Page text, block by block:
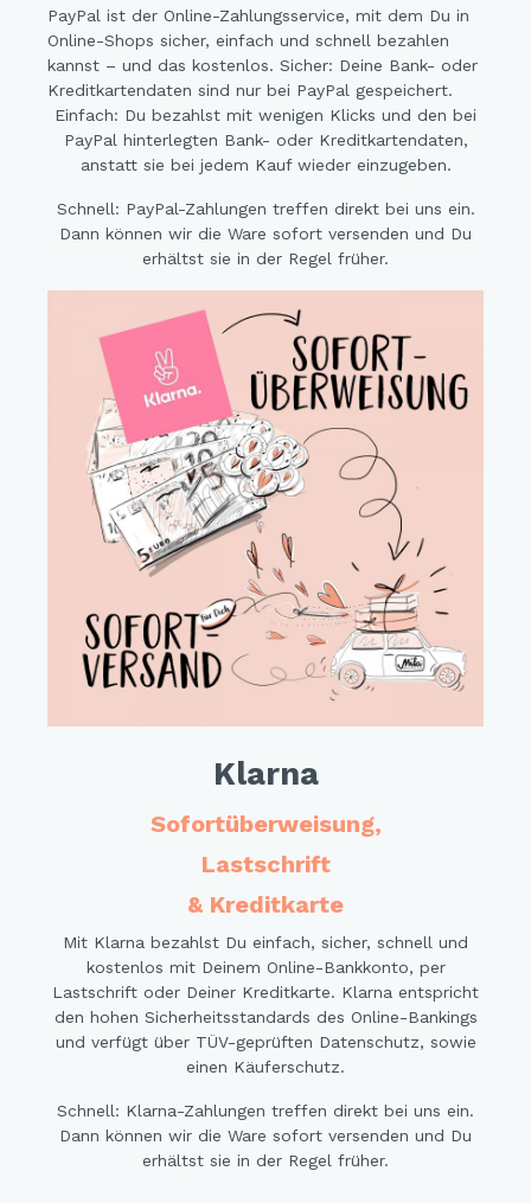
PayPal ist der Online-Zahlungsservice, mit dem Du in
Online-Shops sicher, einfach und schnell bezahlen
kannst – und das kostenlos. Sicher: Deine Bank- oder
Kreditkartendaten sind nur bei PayPal gespeichert.
Einfach: Du bezahlst mit wenigen Klicks und den bei
PayPal hinterlegten Bank- oder Kreditkartendaten,
anstatt sie bei jedem Kauf wieder einzugeben.
Schnell: PayPal-Zahlungen treffen direkt bei uns ein.
Dann können wir die Ware sofort versenden und Du
erhältst sie in der Regel früher.
Klarna
Sofortüberweisung,
Lastschrift
& Kreditkarte
Mit Klarna bezahlst Du einfach, sicher, schnell und
kostenlos mit Deinem Online-Bankkonto, per
Lastschrift oder Deiner Kreditkarte. Klarna entspricht
den hohen Sicherheitsstandards des Online-Bankings
und verfügt über TÜV-geprüften Datenschutz, sowie
einen Käuferschutz.
Schnell: Klarna-Zahlungen treffen direkt bei uns ein.
Dann können wir die Ware sofort versenden und Du
erhältst sie in der Regel früher.